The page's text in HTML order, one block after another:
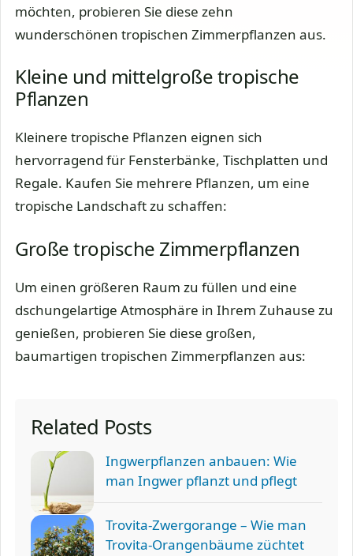
möchten, probieren Sie diese zehn
wunderschönen tropischen Zimmerpflanzen aus.
Kleine und mittelgroße tropische
Pflanzen
Kleinere tropische Pflanzen eignen sich
hervorragend für Fensterbänke, Tischplatten und
Regale. Kaufen Sie mehrere Pflanzen, um eine
tropische Landschaft zu schaffen:
Große tropische Zimmerpflanzen
Um einen größeren Raum zu füllen und eine
dschungelartige Atmosphäre in Ihrem Zuhause zu
genießen, probieren Sie diese großen,
baumartigen tropischen Zimmerpflanzen aus:
Related Posts
Ingwerpflanzen anbauen: Wie
man Ingwer pflanzt und pflegt
Trovita-Zwergorange – Wie man
Trovita-Orangenbäume züchtet